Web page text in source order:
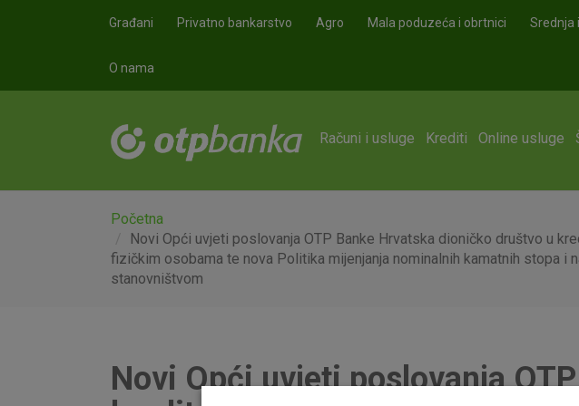
Građani Privatno bankarstvo Agro Mala poduzeća i obrtnici Srednja
O nama
Računi i usluge Krediti Online usluge
Početna
Novi Opći uvjeti poslovanja OTP Banke Hrvatska dioničko društvo u
fizičkim osobama te nova Politika mijenjanja nominalnih kamatnih stopa i
stanovništvom
Novi Opći uvjeti poslovanja